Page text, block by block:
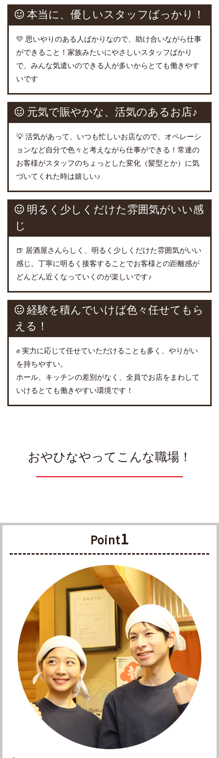
本当に、優しいスタッフばっかり！
💛 思いやりのある人ばかりなので、助け合いながら仕事
ができること！家族みたいにやさしいスタッフばかり
で、みんな気遣いのできる人が多いからとても働きやす
いです
元気で賑やかな、活気のあるお店♪
💡 活気があって、いつも忙しいお店なので、オペレーシ
ョンなど自分で色々と考えながら仕事ができる！常連の
お客様がスタッフのちょっとした変化（髪型とか）に気
づいてくれた時は嬉しい♪
明るく少しくだけた雰囲気がいい感
じ
🍺 居酒屋さんらしく、明るく少しくだけた雰囲気がいい
感じ。丁寧に明るく接客することでお客様との距離感が
どんどん近くなっていくのが楽しいです♪
経験を積んでいけば色々任せてもら
える！
✊ 実力に応じて任せていただけることも多く、やりがい
を持ちやすい。
ホール、キッチンの差別がなく、全員でお店をまわして
いけるとても働きやすい環境です！
おやひなやってこんな職場！
Point1